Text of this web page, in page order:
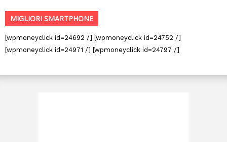
MIGLIORI SMARTPHONE
[wpmoneyclick id=24692 /] [wpmoneyclick id=24752 /]
[wpmoneyclick id=24971 /] [wpmoneyclick id=24797 /]